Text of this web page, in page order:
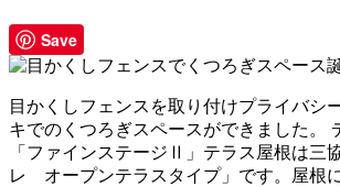
Save
目かくしフェンスを取り付けプライバシ
キでのくつろぎスペースができました。
「ファインステージⅡ」テラス屋根は三
レ オープンテラスタイプ」です。屋根